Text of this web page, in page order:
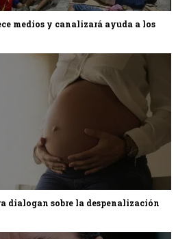
medios y canalizará ayuda a los
dialogan sobre la despenalización